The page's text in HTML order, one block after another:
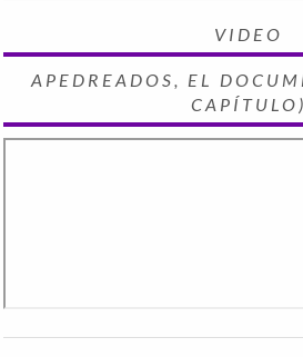
VIDEO
APEDREADOS, EL
CAPÍTULO)